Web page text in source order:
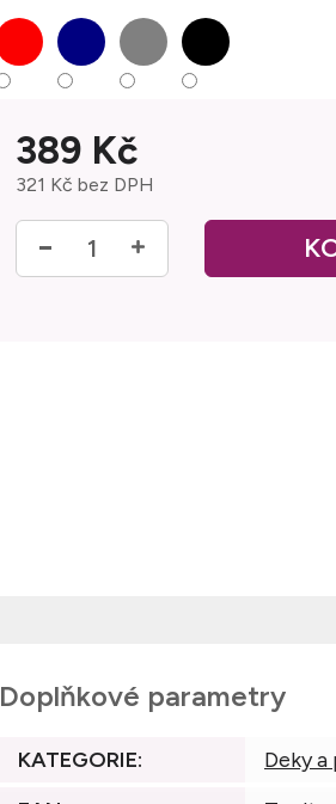
389 Kč
321 Kč bez DPH
Doplňkové parametry
KATEGORIE:
Deky